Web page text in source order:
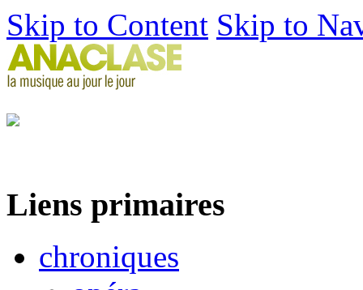
Skip to Content Skip to
Liens primaires
chroniques